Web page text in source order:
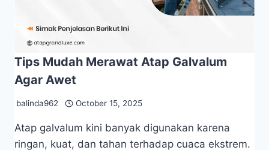
Tips Mudah Merawat Atap Galvalum
Agar Awet
balinda962 October 15, 2025
Atap galvalum kini banyak digunakan karena
ringan, kuat, dan tahan terhadap cuaca ekstrem.